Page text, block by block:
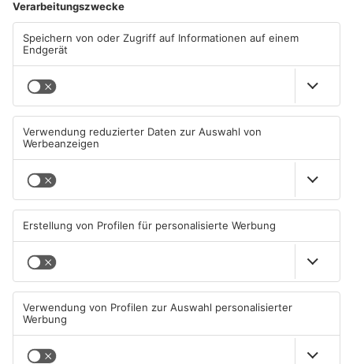
Mehr aus Main-
Kinzig-Kreis
TOPNEWS
Mann schießt in Neuberg mit
Schreckschusswaffe auf
07.08.2026, 07:12 UHR IN MAIN-
Schwerer Unfall zwischen
Langenselbolder Dreieck und
07.08.2026, 07:07 UHR IN MAIN-